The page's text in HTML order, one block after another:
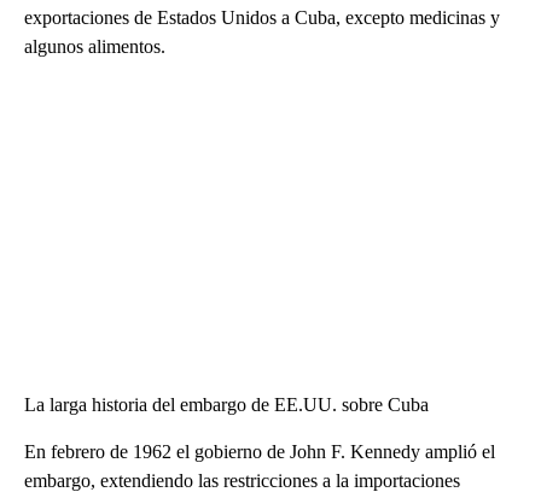
exportaciones de Estados Unidos a Cuba, excepto medicinas y
algunos alimentos.
La larga historia del embargo de EE.UU. sobre Cuba
En febrero de 1962 el gobierno de John F. Kennedy amplió el
embargo, extendiendo las restricciones a la importaciones